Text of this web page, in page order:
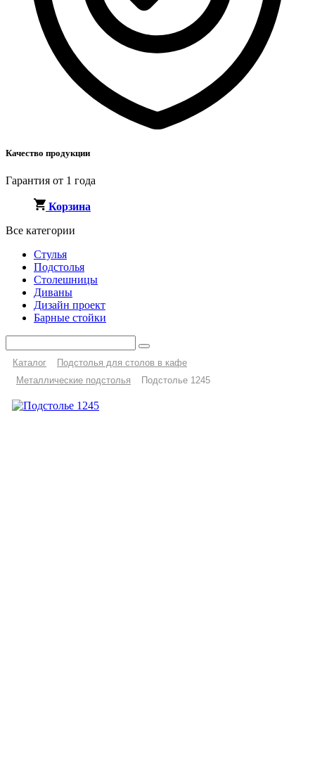
Качество продукции
Гарантия от 1 года
Корзина
Все категории
Стулья
Подстолья
Столешницы
Диваны
Дизайн проект
Барные стойки
Каталог
Подстолья для столов в кафе
Металлические подстолья
Подстолье 1245